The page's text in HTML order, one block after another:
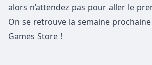
alors n’attendez pas pour aller le
On se retrouve la semaine
Games Store !